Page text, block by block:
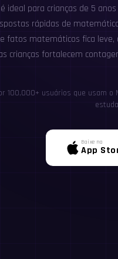
ideal para crianças de 5
rápidas de
fatos matemáticos fica leve,
crianças fortalecem
100,000+ usuários que usam
Baixe na
App